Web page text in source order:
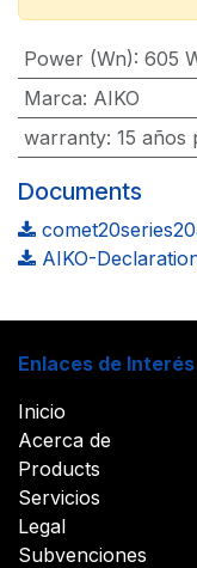
Power (Wn): 605
Marca: AIKO
warranty: 15 años
Documents
AIKO-
Enlaces de Interés
Inicio
Acerca de
Products
Servicios
Legal
Subvenciones